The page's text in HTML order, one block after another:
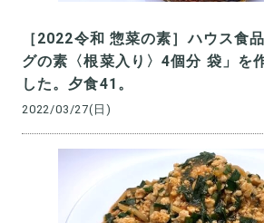
［2022令和 惣菜の素］ハウス食
グの素〈根菜入り〉4個分 袋」を
した。夕食41。
2022/03/27(日)